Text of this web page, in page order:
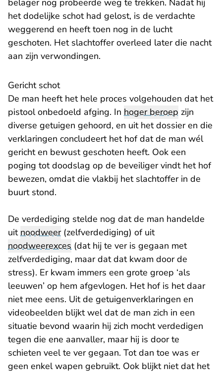
belager nog probeerde weg te trekken. Nadat hij
het dodelijke schot had gelost, is de verdachte
weggerend en heeft toen nog in de lucht
geschoten. Het slachtoffer overleed later die nacht
aan zijn verwondingen.
Gericht schot
De man heeft het hele proces volgehouden dat het
pistool onbedoeld afging. In hoger beroep zijn
diverse getuigen gehoord, en uit het dossier en die
verklaringen concludeert het hof dat de man wél
gericht en bewust geschoten heeft. Ook een
poging tot doodslag op de beveiliger vindt het hof
bewezen, omdat die vlakbij het slachtoffer in de
buurt stond.
De verdediging stelde nog dat de man handelde
uitnoodweer(zelfverdediging) of uit
noodweerexces (dat hij te ver is gegaan met
zelfverdediging, maar dat dat kwam door de
stress). Er kwam immers een grote groep ‘als
leeuwen’ op hem afgevlogen. Het hof is het daar
niet mee eens. Uit de getuigenverklaringen en
videobeelden blijkt wel dat de man zich in een
situatie bevond waarin hij zich mocht verdedigen
tegen die ene aanvaller, maar hij is door te
schieten veel te ver gegaan. Tot dan toe was er
geen enkel wapen gebruikt. Ook blijkt niet dat het